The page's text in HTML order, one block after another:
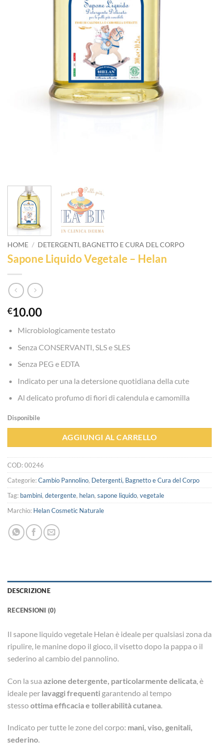
HOME / DETERGENTI, BAGNETTO E CURA DEL CORPO
Sapone Liquido Vegetale – Helan
€10.00
Microbiologicamente testato
Senza CONSERVANTI, SLS e SLES
Senza PEG e EDTA
Indicato per una la detersione quotidiana della cute
Al delicato profumo di fiori di calendula e camomilla
Disponibile
AGGIUNGI AL CARRELLO
COD:00246
Categorie:Cambio Pannolino, Detergenti, Bagnetto e Cura del Corpo
Tag: bambini, detergente, helan, sapone liquido, vegetale
Marchio: Helan Cosmetic Naturale
DESCRIZIONE
RECENSIONI (0)
Il sapone liquido vegetale Helan è ideale per qualsiasi zona da
ripulire, le manine dopo il gioco, il visetto dopo la pappa o il
sederino al cambio del pannolino.
Con la sua azione detergente, particolarmente delicata , è
ideale per lavaggi frequenti garantendo al tempo
stessoottima efficacia e tollerabilità cutanea
Indicato per tutte le zone del corpo: mani, viso, genitali,
sederino.